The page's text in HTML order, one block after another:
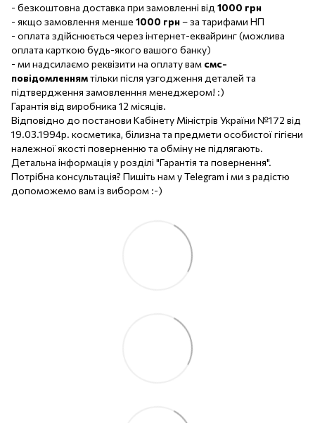
- безкоштовна доставка при замовленні від 1000 грн
- якщо замовлення менше 1000 грн– за тарифами НП
- оплата здійснюється через інтернет-еквайринг (можлива
оплата карткою будь-якого вашого банку)
- ми надсилаємо реквізити на оплату вам смс-
повідомленнямтільки після узгодження деталей та
підтвердження замовленння менеджером! :)
Гарантія від виробника 12 місяців.
Відповідно до постанови Кабінету Міністрів України №172 від
19.03.1994р. косметика, білизна та предмети особистої гігієни
належної якості поверненню та обміну не підлягають.
Детальна інформація у розділі "Гарантія та повернення".
Потрібна консультація? Пишіть нам у Telegram і ми з радістю
допоможемо вам із вибором :-)